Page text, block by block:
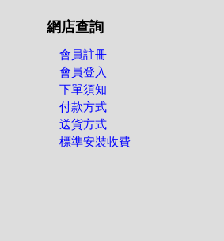
網店查詢
會員註冊
會員登入
下單須知
付款方式
送貨方式
標準安裝收費